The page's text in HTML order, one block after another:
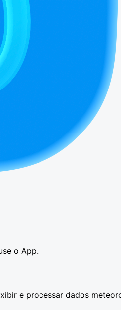
o App.
e processar dados